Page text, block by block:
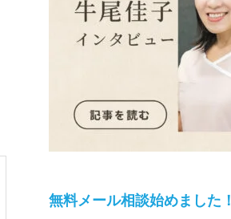
無料メール相談始めました！